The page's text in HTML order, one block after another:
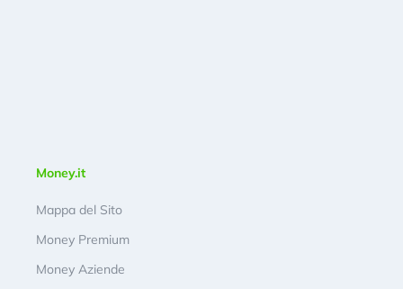
Money.it
Mappa del Sito
Money Premium
Money Aziende